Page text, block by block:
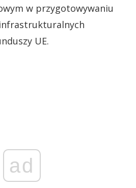
w przygotowywaniu
UE.
ad